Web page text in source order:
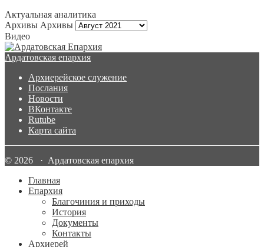
Актуальная аналитика
Архивы Архивы
Видео
Ардатовская епархия
Архиерейское служение
Послания
Новости
ВКонтакте
Rutube
Карта сайта
© 2026 · Ардатовская епархия
Главная
Епархия
Благочиния и приходы
История
Документы
Контакты
Архиерей